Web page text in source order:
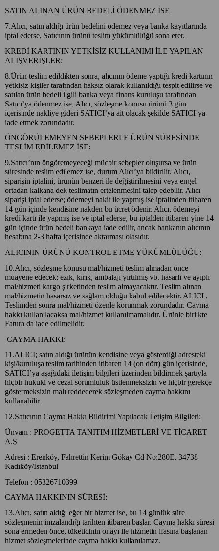
SATIN ALINAN ÜRÜN BEDELİ ÖDENMEZ İSE
7.Alıcı, satın aldığı ürün bedelini ödemez veya banka kayıtlarında
iptal ederse, Satıcının ürünü teslim yükümlülüğü sona erer.
KREDİ KARTININ YETKİSİZ KULLANIMI İLE YAPILAN
ALIŞVERİŞLER:
8.Ürün teslim edildikten sonra, alıcının ödeme yaptığı kredi kartının
yetkisiz kişiler tarafından haksız olarak kullanıldığı tespit edilirse ve
satılan ürün bedeli ilgili banka veya finans kuruluşu tarafından
Satıcı’ya ödenmez ise, Alıcı, sözleşme konusu ürünü 3 gün
içerisinde nakliye gideri SATICI’ya ait olacak şekilde SATICI’ya
iade etmek zorundadır.
ÖNGÖRÜLEMEYEN SEBEPLERLE ÜRÜN SÜRESİNDE
TESLİM EDİLEMEZ İSE:
9.Satıcı’nın öngöremeyeceği mücbir sebepler oluşursa ve ürün
süresinde teslim edilemez ise, durum Alıcı’ya bildirilir. Alıcı,
siparişin iptalini, ürünün benzeri ile değiştirilmesini veya engel
ortadan kalkana dek teslimatın ertelenmesini talep edebilir. Alıcı
siparişi iptal ederse; ödemeyi nakit ile yapmış ise iptalinden itibaren
14 gün içinde kendisine nakden bu ücret ödenir. Alıcı, ödemeyi
kredi kartı ile yapmış ise ve iptal ederse, bu iptalden itibaren yine 14
gün içinde ürün bedeli bankaya iade edilir, ancak bankanın alıcının
hesabına 2-3 hafta içerisinde aktarması olasıdır.
ALICININ ÜRÜNÜ KONTROL ETME YÜKÜMLÜLÜĞÜ:
10.Alıcı, sözleşme konusu mal/hizmeti teslim almadan önce
muayene edecek; ezik, kırık, ambalajı yırtılmış vb. hasarlı ve ayıplı
mal/hizmeti kargo şirketinden teslim almayacaktır. Teslim alınan
mal/hizmetin hasarsız ve sağlam olduğu kabul edilecektir. ALICI ,
Teslimden sonra mal/hizmeti özenle korunmak zorundadır. Cayma
hakkı kullanılacaksa mal/hizmet kullanılmamalıdır. Ürünle birlikte
Fatura da iade edilmelidir.
CAYMA HAKKI:
11.ALICI; satın aldığı ürünün kendisine veya gösterdiği adresteki
kişi/kuruluşa teslim tarihinden itibaren 14 (on dört) gün içerisinde,
SATICI’ya aşağıdaki iletişim bilgileri üzerinden bildirmek şartıyla
hiçbir hukuki ve cezai sorumluluk üstlenmeksizin ve hiçbir gerekçe
göstermeksizin malı reddederek sözleşmeden cayma hakkını
kullanabilir.
12.Satıcının Cayma Hakkı Bildirimi Yapılacak İletişim Bilgileri:
Ünvanı : PROGETTA TANITIM HİZMETLERİ VE TİCARET
A.Ş
Adresi : Erenköy, Fahrettin Kerim Gökay Cd No:280E, 34738
Kadıköy/İstanbul
Telefon : 05326710399
CAYMA HAKKININ SÜRESİ:
13.Alıcı, satın aldığı eğer bir hizmet ise, bu 14 günlük süre
sözleşmenin imzalandığı tarihten itibaren başlar. Cayma hakkı süresi
sona ermeden önce, tüketicinin onayı ile hizmetin ifasına başlanan
hizmet sözleşmelerinde cayma hakkı kullanılamaz.